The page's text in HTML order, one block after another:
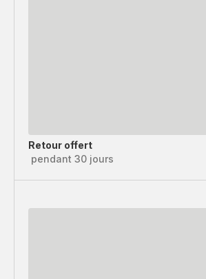
Retour offert
pendant 30 jours